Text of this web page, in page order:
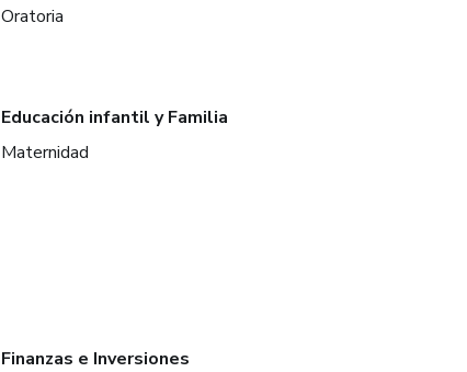
Oratoria
Educación infantil y Familia
Maternidad
Finanzas e Inversiones